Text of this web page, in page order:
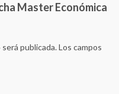
Master Económica
publicada.Los campos